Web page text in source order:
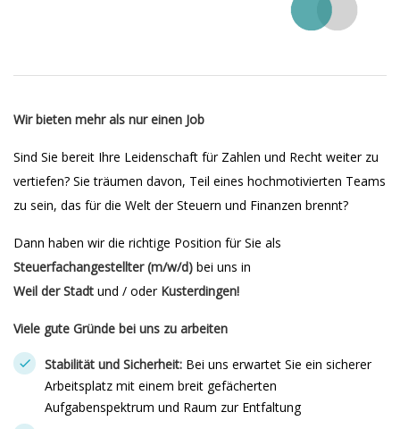
Wir bieten mehr als nur einen Job
Sind Sie bereit Ihre Leidenschaft für Zahlen und Recht weiter zu
vertiefen? Sie träumen davon, Teil eines hochmotivierten Teams
zu sein, das für die Welt der Steuern und Finanzen brennt?
Dann haben wir die richtige Position für Sie als
Steuerfachangestellter (m/w/d) bei uns in
Weil der Stadt und / oder Kusterdingen!
Viele gute Gründe bei uns zu arbeiten
Stabilität und Sicherheit: Bei uns erwartet Sie ein sicherer
Arbeitsplatz mit einem breit gefächerten
Aufgabenspektrum und Raum zur Entfaltung